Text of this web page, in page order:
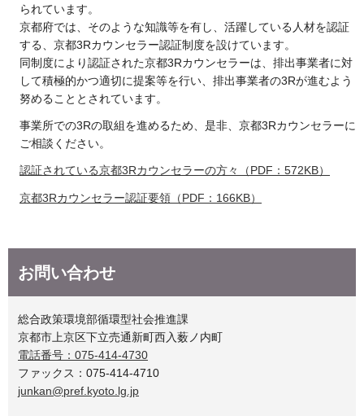
られています。
京都府では、そのような知識等を有し、活躍している人材を認証
する、京都3Rカウンセラー認証制度を設けています。
同制度により認証された京都3Rカウンセラーは、排出事業者に対
して積極的かつ適切に提案等を行い、排出事業者の3Rが進むよう
努めることとされています。
事業所での3Rの取組を進めるため、是非、京都3Rカウンセラーに
ご相談ください。
認証されている京都3Rカウンセラーの方々（PDF：572KB）
京都3Rカウンセラー認証要領（PDF：166KB）
お問い合わせ
総合政策環境部循環型社会推進課
京都市上京区下立売通新町西入薮ノ内町
電話番号：075-414-4730
ファックス：075-414-4710
junkan@pref.kyoto.lg.jp